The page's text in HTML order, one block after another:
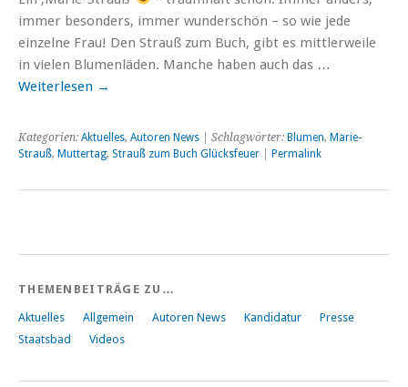
immer besonders, immer wunderschön – so wie jede
einzelne Frau! Den Strauß zum Buch, gibt es mittlerweile
in vielen Blumenläden. Manche haben auch das …
Weiterlesen →
Kategorien: Aktuelles, Autoren News | Schlagwörter: Blumen, Marie-
Strauß, Muttertag, Strauß zum Buch Glücksfeuer Permalink
THEMENBEITRÄGE ZU…
Aktuelles Allgemein Autoren News Kandidatur
Presse
Staatsbad
Videos